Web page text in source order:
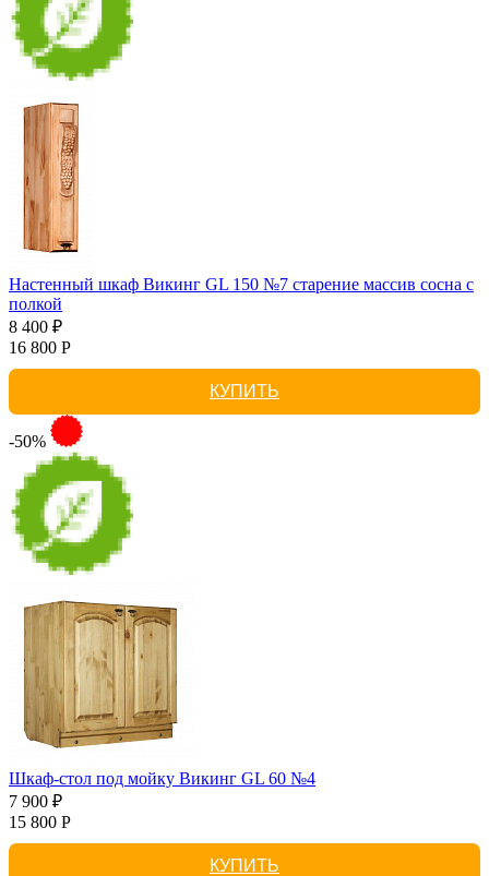
Настенный шкаф Викинг GL 150 №7 старение массив сосна с
полкой
8 400 ₽
16 800 Р
КУПИТЬ
-50%
Шкаф-стол под мойку Викинг GL 60 №4
7 900 ₽
15 800 Р
КУПИТЬ